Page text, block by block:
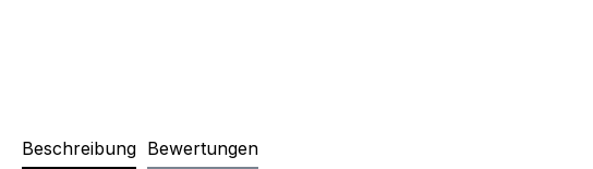
Beschreibung Bewertungen